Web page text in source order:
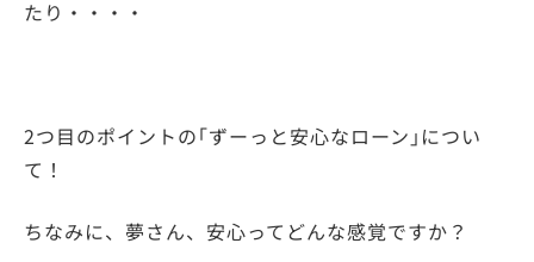
たり・・・・
2つ目のポイントの｢ずーっと安心なローン｣につい
て！
ちなみに、夢さん、安心ってどんな感覚ですか？